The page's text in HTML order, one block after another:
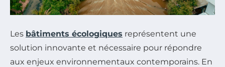
Les bâtiments écologiques représentent une
solution innovante et nécessaire pour répondre
aux enjeux environnementaux contemporains. En